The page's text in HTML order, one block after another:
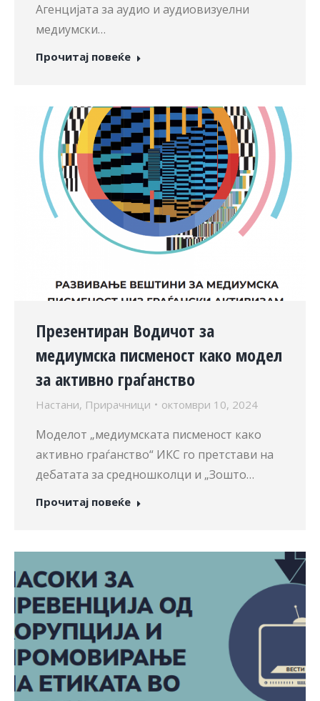
Агенцијата за аудио и аудиовизуелни
медиумски…
Прочитај повеќе
Презентиран Водичот за
медиумска писменост како модел
за активно граѓанство
Настани, Прирачници октомври 10, 2024
Моделот „медиумската писменост како
активно граѓанство“ ИКС го претстави на
дебатата за средношколци и „Зошто…
Прочитај повеќе